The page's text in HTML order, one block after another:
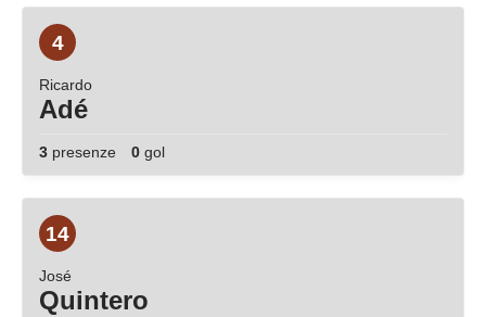
4
Ricardo
Adé
3 presenze 0 gol
14
José
Quintero